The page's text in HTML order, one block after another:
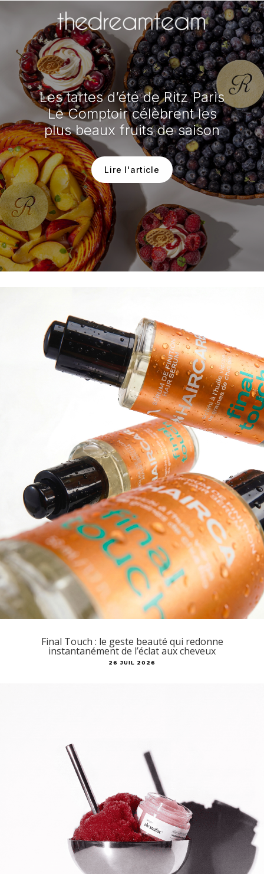
Les tartes d’été de Ritz Paris
Le Comptoir célèbrent les
plus beaux fruits de saison
Lire l'article
Final Touch : le geste beauté qui redonne
instantanément de l’éclat aux cheveux
26 JUIL 2026